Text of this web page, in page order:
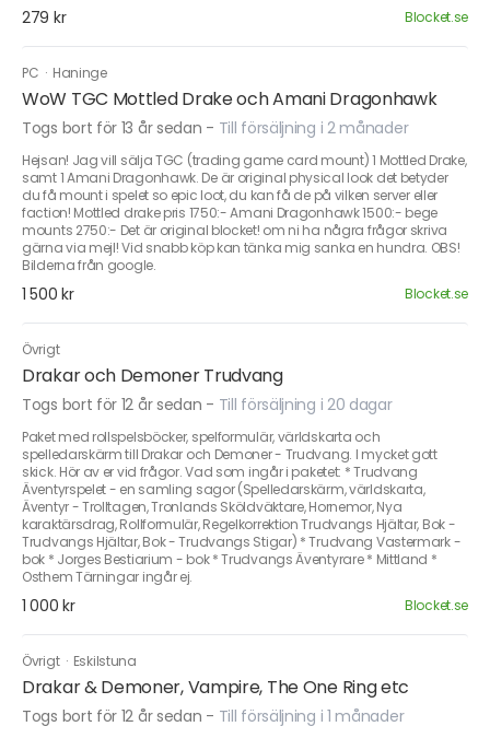
279 kr Blocket.se
PC · Haninge
WoW TGC Mottled Drake och Amani Dragonhawk
Togs bort för 13 år sedan - Till försäljning i 2 månader
Hejsan! Jag vill sälja TGC (trading game card mount) 1 Mottled Drake,
samt 1 Amani Dragonhawk. De är original physical look det betyder
du få mount i spelet so epic loot, du kan få de på vilken server eller
faction! Mottled drake pris 1750:- Amani Dragonhawk 1500:- bege
mounts 2750:- Det är original blocket! om ni ha några frågor skriva
gärna via mejl! Vid snabb köp kan tänka mig sanka en hundra. OBS!
Bilderna från google.
1 500 kr Blocket.se
Övrigt
Drakar och Demoner Trudvang
Togs bort för 12 år sedan - Till försäljning i 20 dagar
Paket med rollspelsböcker, spelformulär, världskarta och
spelledarskärm till Drakar och Demoner - Trudvang. I mycket gott
skick. Hör av er vid frågor. Vad som ingår i paketet: * Trudvang
Äventyrspelet - en samling sagor (Spelledarskärm, världskarta,
Äventyr - Trolltagen, Tronlands Sköldväktare, Hornemor, Nya
karaktärsdrag, Rollformulär, Regelkorrektion Trudvangs Hjältar, Bok -
Trudvangs Hjältar, Bok - Trudvangs Stigar) * Trudvang Vastermark -
bok * Jorges Bestiarium - bok * Trudvangs Äventyrare * Mittland *
Osthem Tärningar ingår ej.
1 000 kr Blocket.se
Övrigt · Eskilstuna
Drakar & Demoner, Vampire, The One Ring etc
Togs bort för 12 år sedan - Till försäljning i 1 månader